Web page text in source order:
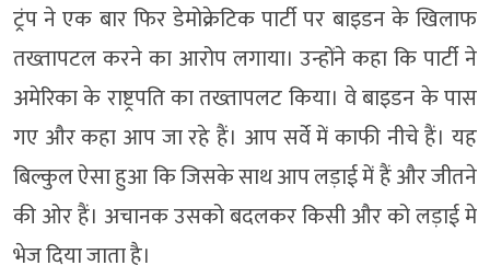
ट्रंप ने एक बार फिर डेमोक्रेटिक पार्टी पर बाइडन के खिलाफ
तख्तापटल करने का आरोप लगाया। उन्होंने कहा कि पार्टी ने
अमेरिका के राष्ट्रपति का तख्तापलट किया। वे बाइडन के पास
गए और कहा आप जा रहे हैं। आप सर्वे में काफी नीचे हैं। यह
बिल्कुल ऐसा हुआ कि जिसके साथ आप लड़ाई में हैं और जीतने
की ओर हैं। अचानक उसको बदलकर किसी और को लड़ाई मे
भेज दिया जाता है।